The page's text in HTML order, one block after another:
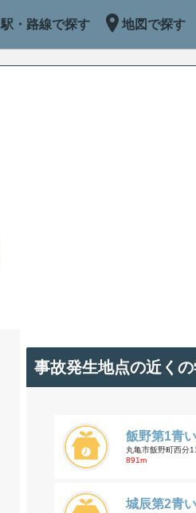
駅・路線で探す 地図で探す
事故発生地点の近く
飯野第1青
丸亀市飯野町西分
891m
城辰第2青